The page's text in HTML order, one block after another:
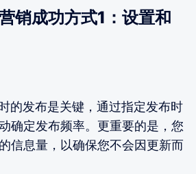
销成功方式1：设置和
发布是关键，通过指定发布时
确定发布频率。更重要的是，您
信息量，以确保您不会因更新而